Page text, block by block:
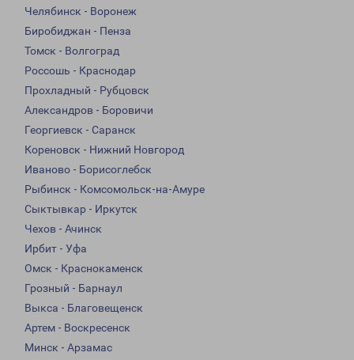
Челябинск - Воронеж
Биробиджан - Пенза
Томск - Волгоград
Россошь - Краснодар
Прохладный - Рубцовск
Александров - Боровичи
Георгиевск - Саранск
Кореновск - Нижний Новгород
Иваново - Борисоглебск
Рыбинск - Комсомольск-на-Амуре
Сыктывкар - Иркутск
Чехов - Ачинск
Ирбит - Уфа
Омск - Краснокаменск
Грозный - Барнаул
Выкса - Благовещенск
Артем - Воскресенск
Минск - Арзамас